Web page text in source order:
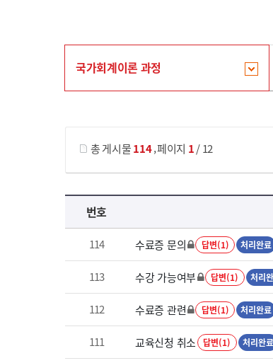
국가회계이론 과정
총 게시물114,페이지 1/ 12
국가회계이론 과정 목록 으로 번호, 제목, 작성자, 조회수, 등록 일로 나열 되고 있습니다.
번호
114 수료증 문의 답변(1) 처리완료
113 수강 가능여부 답변(1) 처리
112 수료증 관련 답변(1) 처리완료
111 교육신청 취소 답변(1) 처리완료